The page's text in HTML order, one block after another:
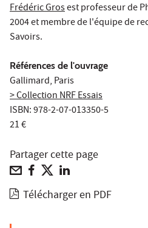
Frédéric Grosest professeur de
2004 et membre de l'équipe de
Savoirs.
Références de l'ouvrage
Gallimard, Paris
> Collection NRF Essais
ISBN: 978-2-07-013350-5
21 €
Partager cette page
Télécharger en PDF